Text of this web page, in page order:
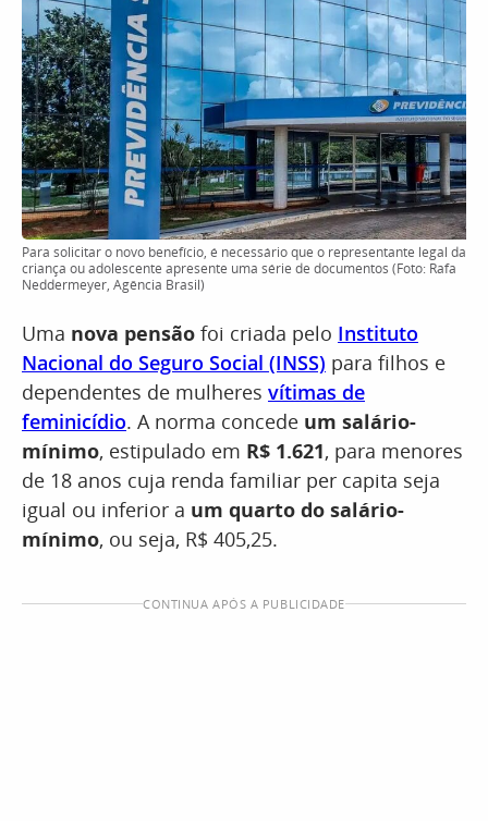
Para solicitar o novo benefício, é necessário que o representante legal da
criança ou adolescente apresente uma série de documentos (Foto: Rafa
Neddermeyer, Agência Brasil)
Uma nova pensão foi criada pelo Instituto
Nacional do Seguro Social (INSS) para filhos e
dependentes de mulheres vítimas de
feminicídio. A norma concede um salário-
mínimo, estipulado em R$ 1.621, para menores
de 18 anos cuja renda familiar per capita seja
igual ou inferior a um quarto do salário-
mínimo, ou seja, R$ 405,25.
CONTINUA APÓS A PUBLICIDADE